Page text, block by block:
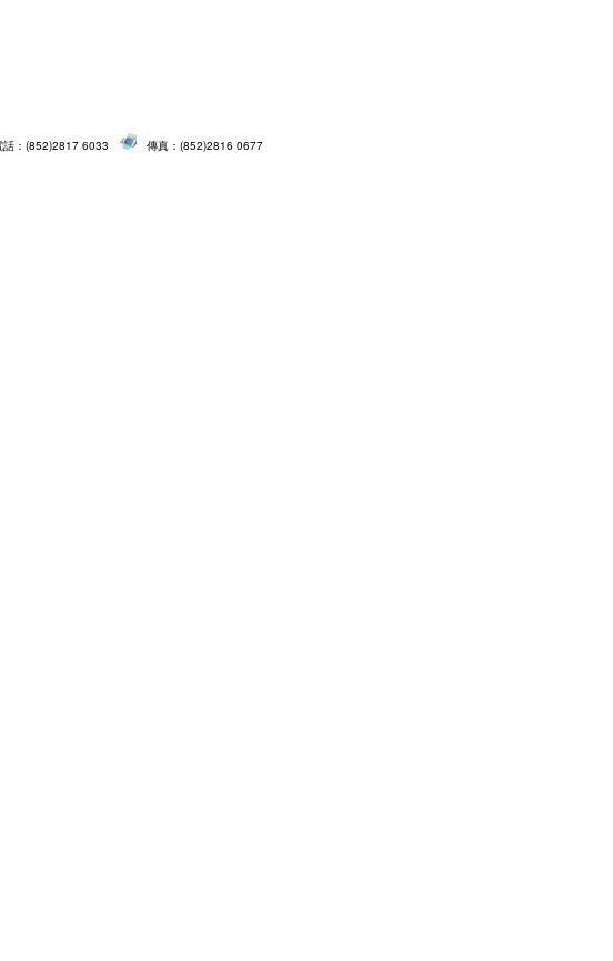
話：(852)2817 6033 傳真：(852)2816 0677